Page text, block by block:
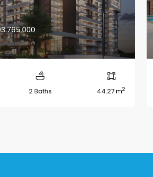
2 Baths 44.27 m2